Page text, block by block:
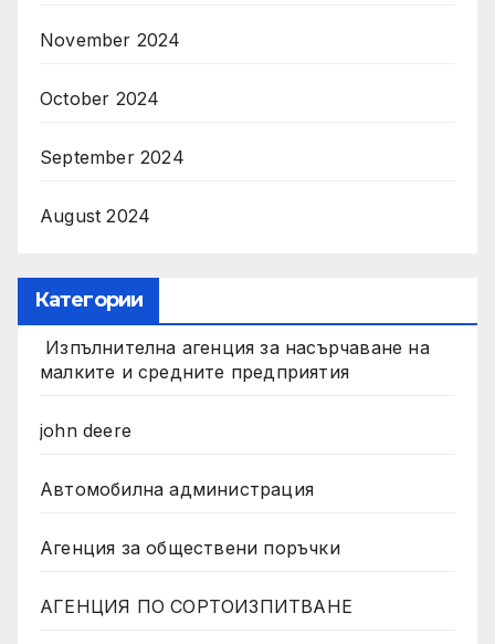
November 2024
October 2024
September 2024
August 2024
Категории
Изпълнителна агенция за насърчаване на
малките и средните предприятия
john deere
Автомобилна администрация
Агенция за обществени поръчки
АГЕНЦИЯ ПО СОРТОИЗПИТВАНЕ